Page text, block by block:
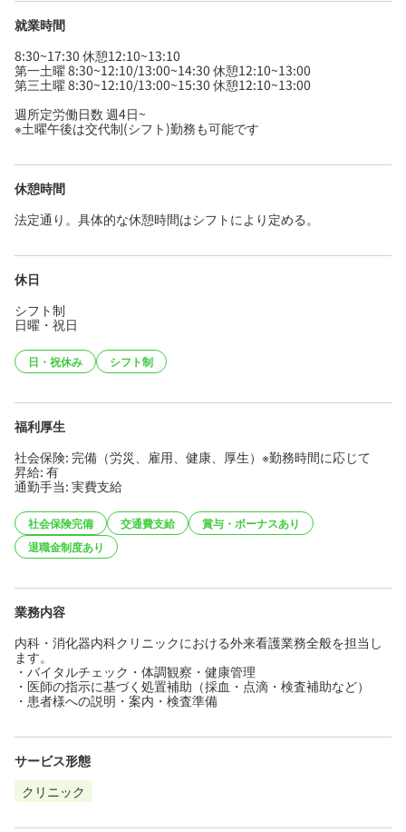
就業時間
8:30~17:30 休憩12:10~13:10
第一土曜 8:30~12:10/13:00~14:30 休憩12:10~13:00
第三土曜 8:30~12:10/13:00~15:30 休憩12:10~13:00
週所定労働日数 週4日~
※土曜午後は交代制(シフト)勤務も可能です
休憩時間
法定通り。具体的な休憩時間はシフトにより定める。
休日
シフト制
日曜・祝日
日・祝休み シフト制
福利厚生
社会保険: 完備（労災、雇用、健康、厚生）※勤務時間に応じて
昇給: 有
通勤手当: 実費支給
社会保険完備 交通費支給
賞与・ボーナスあり
退職金制度あり
業務内容
内科・消化器内科クリニックにおける外来看護業務全般を担当し
ます。
・バイタルチェック・体調観察・健康管理
・医師の指示に基づく処置補助（採血・点滴・検査補助など）
・患者様への説明・案内・検査準備
サービス形態
クリニック